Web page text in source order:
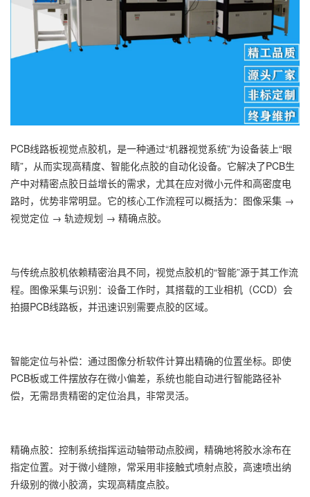
PCB线路板视觉点胶机，是一种通过“机器视觉系统”为设备装上“眼
睛”，从而实现高精度、智能化点胶的自动化设备。它解决了PCB生
产中对精密点胶日益增长的需求，尤其在应对微小元件和高密度电
路时，优势非常明显。它的核心工作流程可以概括为：图像采集 →
视觉定位 → 轨迹规划 → 精确点胶。
与传统点胶机依赖精密治具不同，视觉点胶机的“智能”源于其工作流
程。图像采集与识别：设备工作时，其搭载的工业相机（CCD）会
拍摄PCB线路板，并迅速识别需要点胶的区域。
智能定位与补偿：通过图像分析软件计算出精确的位置坐标。即使
PCB板或工件摆放存在微小偏差，系统也能自动进行智能路径补
偿，无需昂贵精密的定位治具，非常灵活。
精确点胶：控制系统指挥运动轴带动点胶阀，精确地将胶水涂布在
指定位置。对于微小缝隙，常采用非接触式喷射点胶，高速喷出纳
升级别的微小胶滴，实现高精度点胶。